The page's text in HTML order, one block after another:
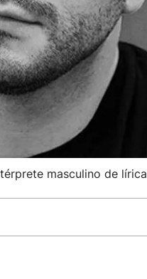
masculino de lírica